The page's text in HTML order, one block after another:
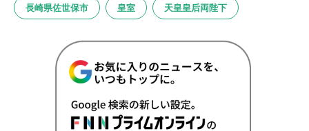
長崎県佐世保市 皇室 天皇皇后両陛下